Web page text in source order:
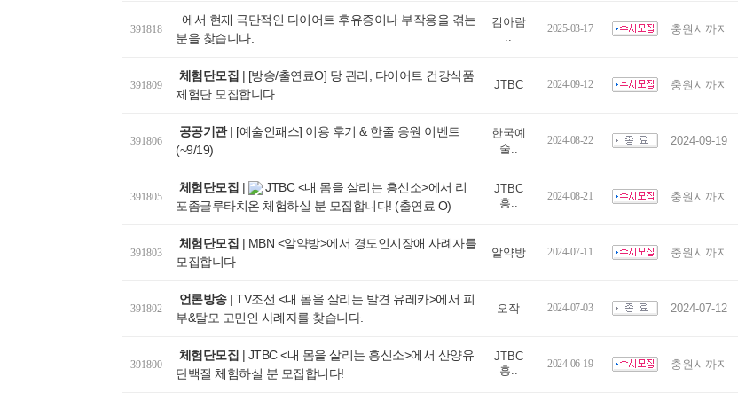
391818
에서 현재 극단적인 다이어트 후유증이나 부작용을 겪는
분을 찾습니다.
김아람
..
2025-03-17 충원시까지
391809
체험단모집 | [방송/출연료O] 당 관리, 다이어트 건강식품
체험단 모집합니다
JTBC 2024-09-12 충원시까지
391806
공공기관| [예술인패스] 이용 후기 & 한줄 응원 이벤트
(~9/19)
한국예
술..
2024-08-22 2024-09-19
391805
체험단모집 |
JTBC <내 몸을 살리는 흥신소>에서 리
포좀글루타치온 체험하실 분 모집합니다! (출연료 O)
JTBC
흥..
2024-08-21 충원시까지
391803
체험단모집 | MBN <알약방>에서 경도인지장애 사례자를
모집합니다
알약방 2024-07-11 충원시까지
391802
언론방송| TV조선 <내 몸을 살리는 발견 유레카>에서 피
부&탈모 고민인 사례자를 찾습니다.
오작 2024-07-03 2024-07-12
391800
체험단모집 | JTBC <내 몸을 살리는 흥신소>에서 산양유
단백질 체험하실 분 모집합니다!
JTBC
흥..
2024-06-19 충원시까지